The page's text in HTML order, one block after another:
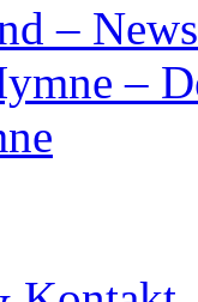
–
–